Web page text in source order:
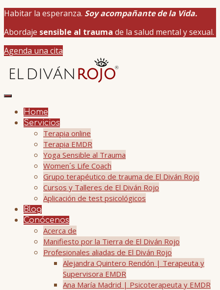
Habitar la esperanza. Soy acompañante de la Vida.
Abordaje sensible al trauma de la salud mental y sexual.
Agenda una cita
Home
Servicios
Terapia online
Terapia EMDR
Yoga Sensible al Trauma
Women´s Life Coach
Grupo terapéutico de trauma de El Diván Rojo
Cursos y Talleres de El Diván Rojo
Aplicación de test psicológicos
Blog
Conócenos
Acerca de
Manifiesto por la Tierra de El Diván Rojo
Profesionales aliadas de El Diván Rojo
Alejandra Quintero Rendón | Terapeuta y
Supervisora EMDR
Ana María Madrid | Psicoterapeuta y EMDR